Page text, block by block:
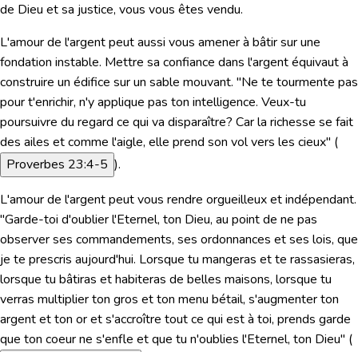
de Dieu et sa justice, vous vous êtes vendu.
L'amour de l'argent peut aussi vous amener à bâtir sur une
fondation instable. Mettre sa confiance dans l'argent équivaut à
construire un édifice sur un sable mouvant. "Ne te tourmente pas
pour t'enrichir, n'y applique pas ton intelligence. Veux-tu
poursuivre du regard ce qui va disparaître? Car la richesse se fait
des ailes et comme l'aigle, elle prend son vol vers les cieux" (
Proverbes 23:4-5 ).
L'amour de l'argent peut vous rendre orgueilleux et indépendant.
"Garde-toi d'oublier l'Eternel, ton Dieu, au point de ne pas
observer ses commandements, ses ordonnances et ses lois, que
je te prescris aujourd'hui. Lorsque tu mangeras et te rassasieras,
lorsque tu bâtiras et habiteras de belles maisons, lorsque tu
verras multiplier ton gros et ton menu bétail, s'augmenter ton
argent et ton or et s'accroître tout ce qui est à toi, prends garde
que ton coeur ne s'enfle et que tu n'oublies l'Eternel, ton Dieu" (